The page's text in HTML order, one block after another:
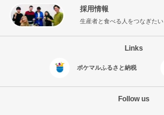
採用情報
生産者と食べる人をつなぎたい
Links
ポケマルふるさと納税
Follow us